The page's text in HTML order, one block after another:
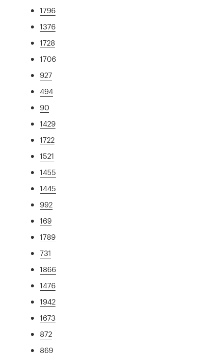
1796
1376
1728
1706
927
494
90
1429
1722
1521
1455
1445
992
169
1789
731
1866
1476
1942
1673
872
869